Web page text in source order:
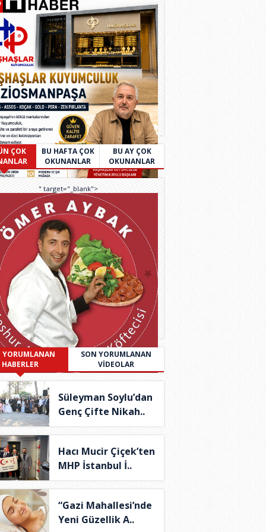
ÇOK
BU HAFTA ÇOK
OKUNANLAR
BU AY ÇOK
OKUNANLAR
" target="_blank">
YORUMLANAN
HABERLER
SON YORUMLANAN
VİDEOLAR
Süleyman Soylu’dan
Genç Çifte Nikah..
Hacı Mucir Çiçek’ten
MHP İstanbul İ..
“Gazi Mahallesi’nde
Yeni Güzellik A..